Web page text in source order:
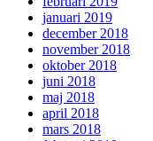
januari 2019
december 2018
november 2018
oktober 2018
juni 2018
maj 2018
april 2018
mars 2018